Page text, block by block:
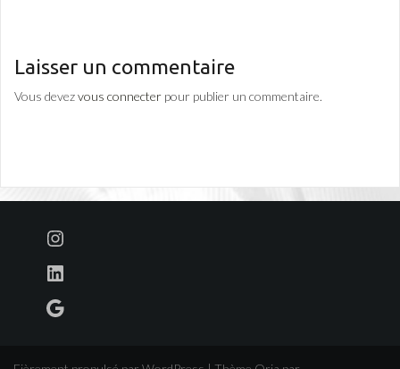
Laisser un commentaire
Vous devezvous connecter pour publier un commentaire.
Instagram
LinkedIn
Google